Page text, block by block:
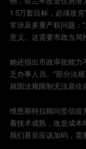
1.5万套目标，必须攻
常涉及多重产权问题：
意义。这需要市政当局
她还指出市政审批能力
乏办事人员。”部分法
就因法规限制无法居住
维恩斯特拉顾问坚信提
着技术成熟，改造成本
我们甚至应该加码，需